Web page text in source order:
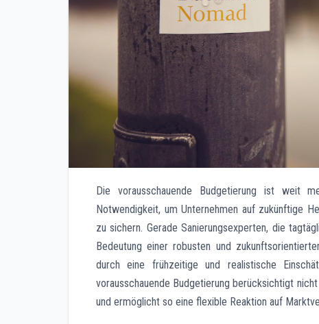
Die vorausschauende Budgetierung ist weit
Notwendigkeit, um Unternehmen auf zukünftige
zu sichern. Gerade Sanierungsexperten, die
Bedeutung einer robusten und
durch eine frühzeitige und realistische
vorausschauende Budgetierung berücksichtigt
und ermöglicht so eine flexible Reaktion auf